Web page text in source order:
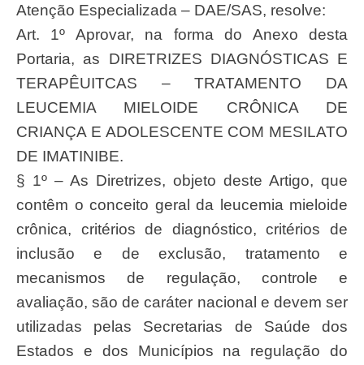
Atenção Especializada – DAE/SAS, resolve:
Art. 1º Aprovar, na forma do Anexo desta
Portaria, as DIRETRIZES DIAGNÓSTICAS E
TERAPÊUITCAS – TRATAMENTO DA
LEUCEMIA MIELOIDE CRÔNICA DE
CRIANÇA E ADOLESCENTE COM MESILATO
DE IMATINIBE.
§ 1º – As Diretrizes, objeto deste Artigo, que
contêm o conceito geral da leucemia mieloide
crônica, critérios de diagnóstico, critérios de
inclusão e de exclusão, tratamento e
mecanismos de regulação, controle e
avaliação, são de caráter nacional e devem ser
utilizadas pelas Secretarias de Saúde dos
Estados e dos Municípios na regulação do